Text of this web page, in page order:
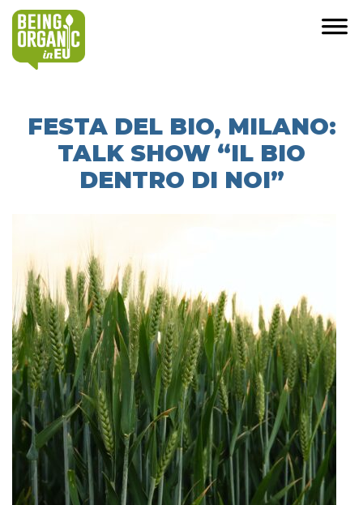
FESTA DEL BIO, MILANO:
TALK SHOW “IL BIO
DENTRO DI NOI”